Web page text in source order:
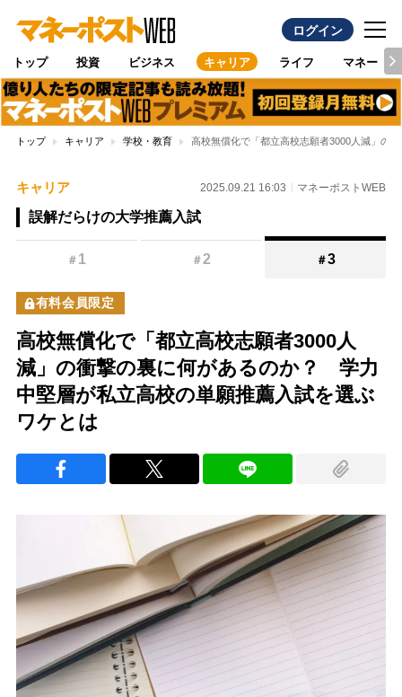
ログイン
トップ 投資 ビジネス キャリア ライフ マネー
トップ キャリア 学校・教育 高校無償化で「都立高校志願者3000人減」の
キャリア 2025.09.21 16:03 マネーポストWEB
誤解だらけの大学推薦入試
＃ 1 ＃2 ＃3
有料会員限定
高校無償化で「都立高校志願者3000人
減」の衝撃の裏に何があるのか？ 学力
中堅層が私立高校の単願推薦入試を選ぶ
ワケとは